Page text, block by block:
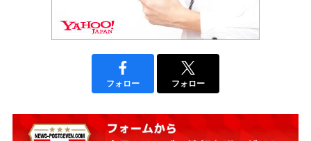
フォロー フォロー